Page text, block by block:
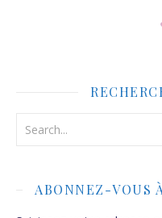
ABONNEZ-VOUS